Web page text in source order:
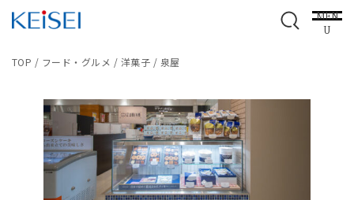
MEN
U
TOP / フード・グルメ / 洋菓子 / 泉屋